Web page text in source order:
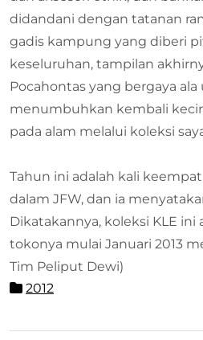
didandani dengan tatanan
gadis kampung yang diberi
keseluruhan, tampilan
Pocahontas yang bergaya ala
menumbuhkan kembali
pada alam melalui koleksi
Tahun ini adalah kali
dalam JFW, dan ia
Dikatakannya, koleksi KLE ini
tokonya mulai Januari 2013
Tim Peliput Dewi)
2012